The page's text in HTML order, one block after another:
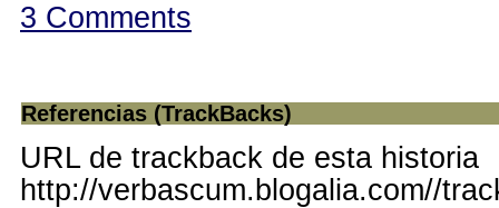
3 Comments
Referencias (TrackBacks)
URL de trackback de esta historia
http://verbascum.blogalia.com//